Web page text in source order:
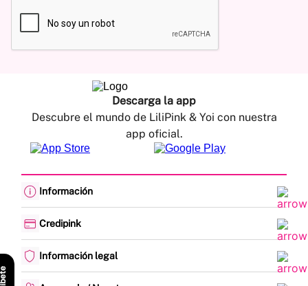
Descarga la app
Descubre el mundo de LiliPink & Yoi con nuestra
app oficial.
Información
Política de envíos
Centro de Ayuda
Preguntas frecuentes
Credipink
Paga aquí tu Credi-Pink
Actualización de datos
Información legal
Política de tratamiento de datos personales